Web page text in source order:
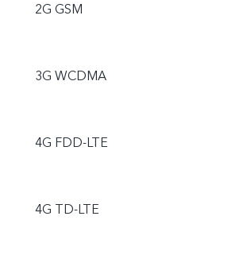
2G GSM
3G WCDMA
4G FDD-LTE
4G TD-LTE